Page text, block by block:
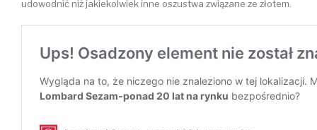
udowodnić niż jakiekolwiek inne oszustwa związane ze złotem.